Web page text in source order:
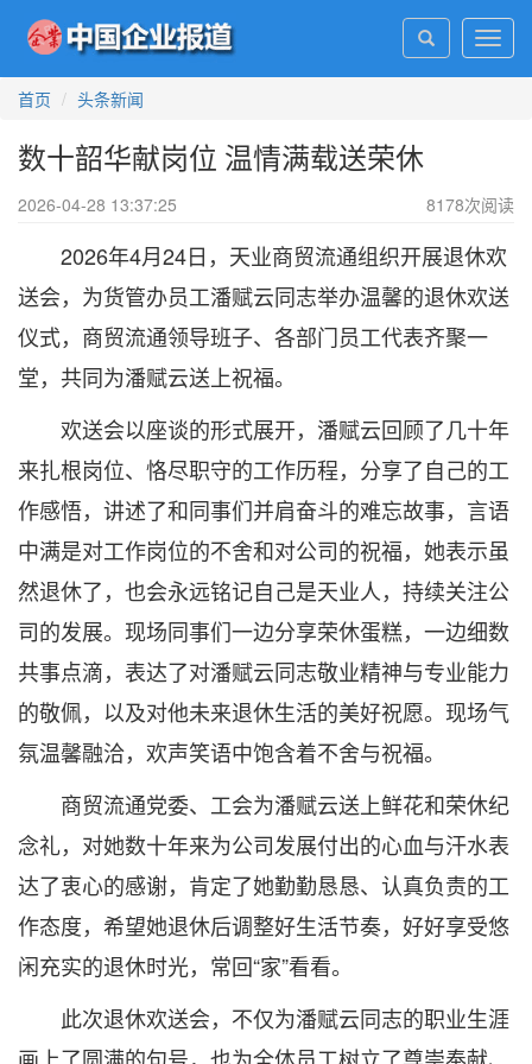
首页
头条新闻
数十韶华献岗位 温情满载送荣休
2026-04-28 13:37:25 8178次阅读
2026年4月24日，天业商贸流通组织开展退休欢
送会，为货管办员工潘赋云同志举办温馨的退休欢送
仪式，商贸流通领导班子、各部门员工代表齐聚一
堂，共同为潘赋云送上祝福。
欢送会以座谈的形式展开，潘赋云回顾了几十年
来扎根岗位、恪尽职守的工作历程，分享了自己的工
作感悟，讲述了和同事们并肩奋斗的难忘故事，言语
中满是对工作岗位的不舍和对公司的祝福，她表示虽
然退休了，也会永远铭记自己是天业人，持续关注公
司的发展。现场同事们一边分享荣休蛋糕，一边细数
共事点滴，表达了对潘赋云同志敬业精神与专业能力
的敬佩，以及对他未来退休生活的美好祝愿。现场气
氛温馨融洽，欢声笑语中饱含着不舍与祝福。
商贸流通党委、工会为潘赋云送上鲜花和荣休纪
念礼，对她数十年来为公司发展付出的心血与汗水表
达了衷心的感谢，肯定了她勤勤恳恳、认真负责的工
作态度，希望她退休后调整好生活节奏，好好享受悠
闲充实的退休时光，常回“家”看看。
此次退休欢送会，不仅为潘赋云同志的职业生涯